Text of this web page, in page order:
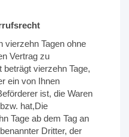
vierzehn Tagen ohne
Vertrag zu
vierzehn Tage,
ein von Ihnen
ist, die Waren
hat,Die
Tage ab dem Tag an
Dritter, der